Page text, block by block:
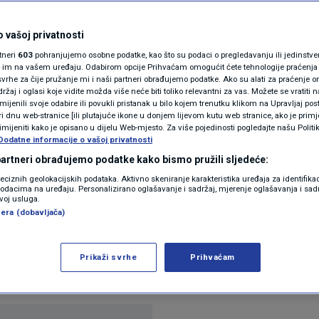
N1(DIS)INFO
FOTO
VIDEO
Ovdje su
je i on
je u petak na otvoreno pismo
oslobođenja Zagreba i da je obnova
vašoj privatnosti
603 pohranjujemo osobne podatke, kao što su podaci o pregledavanju ili
na vašem uređaju. Odabirom opcije Prihvaćam omogućit ćete tehnologije praćenja
za čije pružanje mi i naši partneri obrađujemo podatke. Ako su alati za praćenje
i oglasi koje vidite možda više neće biti toliko relevantni za vas. Možete se vratiti
svoje odabire ili povukli pristanak u bilo kojem trenutku klikom na Upravljaj
dnu web-stranice [ili plutajuće ikone u donjem lijevom kutu web stranice, ako je
kako je opisano u dijelu Web-mjesto. Za više pojedinosti pogledajte našu
informacije o vašoj privatnosti
obrađujemo podatke kako bismo pružili sljedeće:
geolokacijskih podataka. Aktivno skeniranje karakteristika uređaja za
na uređaju. Personalizirano oglašavanje i sadržaj, mjerenje oglašavanja i
usluga.
(dobavljača)
Prikaži svrhe Prihvaćam